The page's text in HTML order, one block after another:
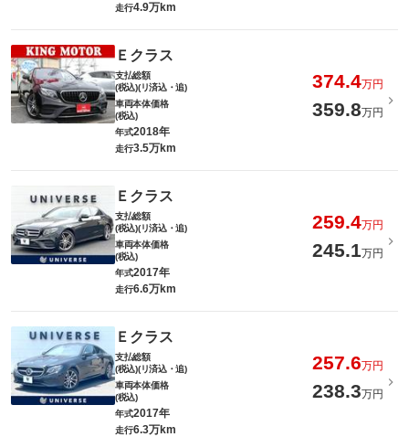
走行4.9万km
Ｅクラス
支払総額
(税込)(リ済込・追)
374.4万円
車両本体価格
(税込)
359.8万円
年式2018年
走行3.5万km
Ｅクラス
支払総額
(税込)(リ済込・追)
259.4万円
車両本体価格
(税込)
245.1万円
年式2017年
走行6.6万km
Ｅクラス
支払総額
(税込)(リ済込・追)
257.6万円
車両本体価格
(税込)
238.3万円
年式2017年
走行6.3万km